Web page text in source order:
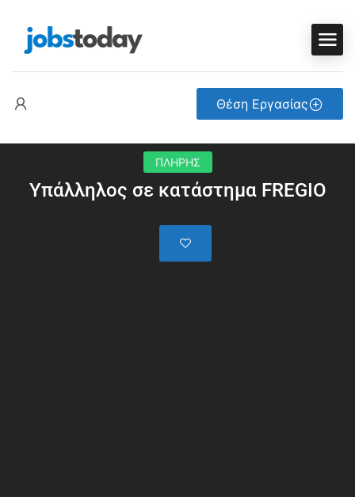
Θέση Εργασίας
ΠΛΗΡΗΣ
Υπάλληλος σε κατάστημα FREGIO